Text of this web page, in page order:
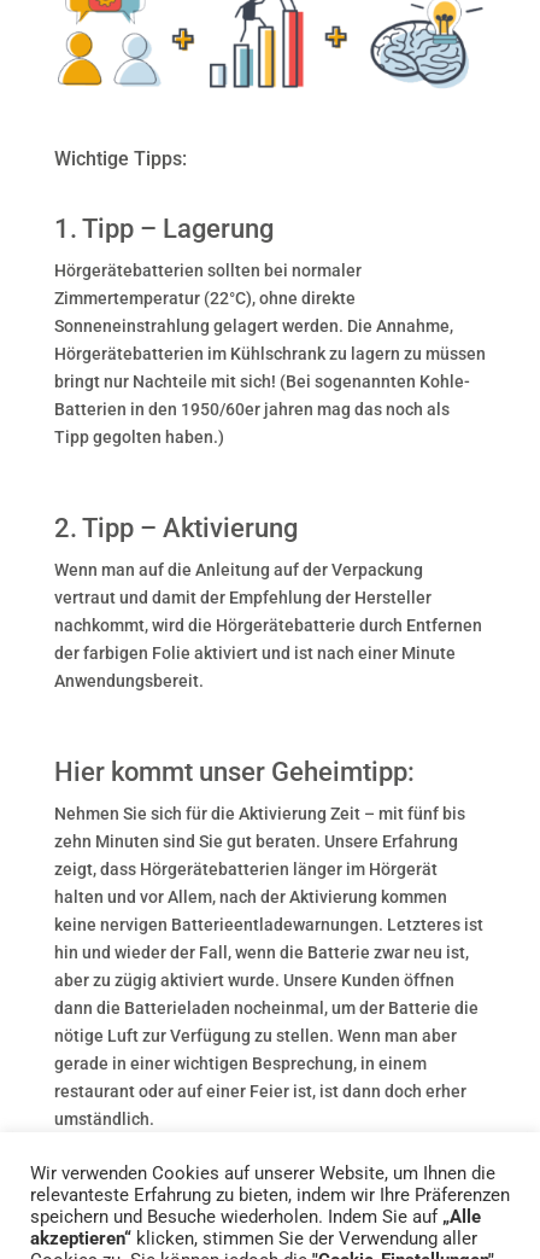
Wichtige Tipps:
1. Tipp – Lagerung
Hörgerätebatterien sollten bei normaler
Zimmertemperatur (22°C), ohne direkte
Sonneneinstrahlung gelagert werden. Die Annahme,
Hörgerätebatterien im Kühlschrank zu lagern zu müssen
bringt nur Nachteile mit sich! (Bei sogenannten Kohle-
Batterien in den 1950/60er jahren mag das noch als
Tipp gegolten haben.)
2. Tipp – Aktivierung
Wenn man auf die Anleitung auf der Verpackung
vertraut und damit der Empfehlung der Hersteller
nachkommt, wird die Hörgerätebatterie durch Entfernen
der farbigen Folie aktiviert und ist nach einer Minute
Anwendungsbereit.
Hier kommt unser Geheimtipp:
Nehmen Sie sich für die Aktivierung Zeit – mit fünf bis
zehn Minuten sind Sie gut beraten. Unsere Erfahrung
zeigt, dass Hörgerätebatterien länger im Hörgerät
halten und vor Allem, nach der Aktivierung kommen
keine nervigen Batterieentladewarnungen. Letzteres ist
hin und wieder der Fall, wenn die Batterie zwar neu ist,
aber zu zügig aktiviert wurde. Unsere Kunden öffnen
dann die Batterieladen nocheinmal, um der Batterie die
nötige Luft zur Verfügung zu stellen. Wenn man aber
gerade in einer wichtigen Besprechung, in einem
restaurant oder auf einer Feier ist, ist dann doch erher
umständlich.
Wir verwenden Cookies auf unserer Website, um Ihnen die
relevanteste Erfahrung zu bieten, indem wir Ihre Präferenzen
speichern und Besuche wiederholen. Indem Sie auf „Alle
akzeptieren“ klicken, stimmen Sie der Verwendung aller